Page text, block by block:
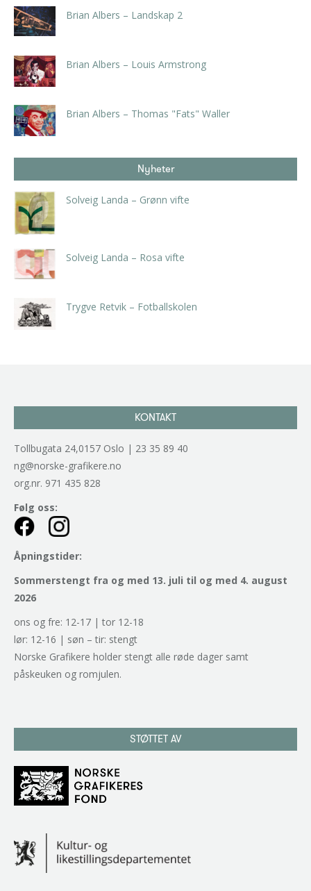
Brian Albers – Landskap 2
Brian Albers – Louis Armstrong
Brian Albers – Thomas "Fats" Waller
Nyheter
Solveig Landa – Grønn vifte
Solveig Landa – Rosa vifte
Trygve Retvik – Fotballskolen
KONTAKT
Tollbugata 24,0157 Oslo | 23 35 89 40
ng@norske-grafikere.no
org.nr. 971 435 828
Følg oss:
Åpningstider:
Sommerstengt fra og med 13. juli til og med 4. august
2026
ons og fre: 12-17 | tor 12-18
lør: 12-16 | søn – tir: stengt
Norske Grafikere holder stengt alle røde dager samt
påskeuken og romjulen.
STØTTET AV